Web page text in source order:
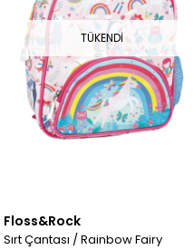
TÜKENDI
Floss&Rock
Sırt Çantası / Rainbow Fairy